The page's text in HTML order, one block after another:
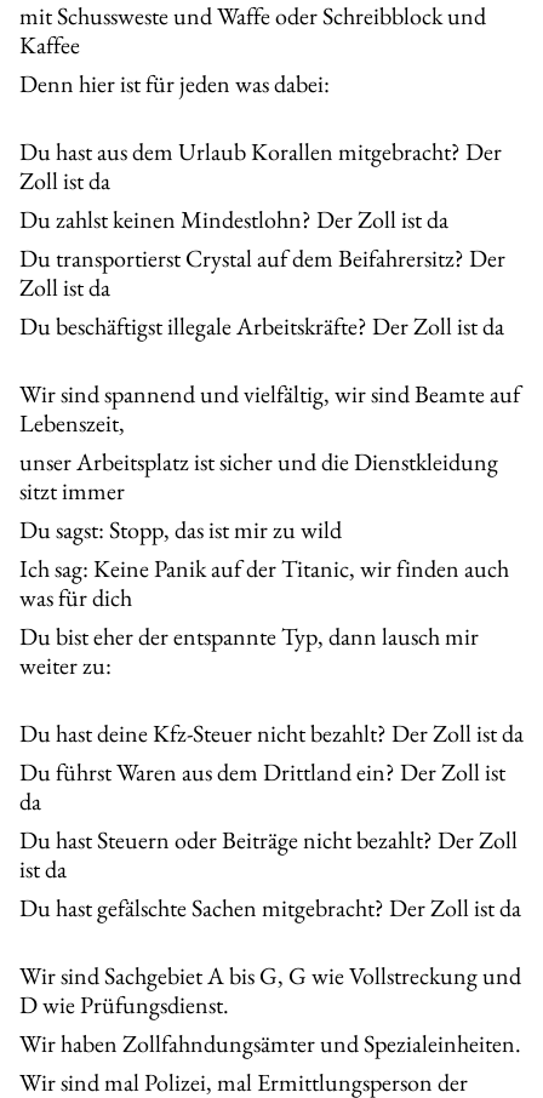
mit Schussweste und Waffe oder Schreibblock und
Kaffee
Denn hier ist für jeden was dabei:
Du hast aus dem Urlaub Korallen mitgebracht? Der
Zoll ist da
Du zahlst keinen Mindestlohn? Der Zoll ist da
Du transportierst Crystal auf dem Beifahrersitz? Der
Zoll ist da
Du beschäftigst illegale Arbeitskräfte? Der Zoll ist da
Wir sind spannend und vielfältig, wir sind Beamte auf
Lebenszeit,
unser Arbeitsplatz ist sicher und die Dienstkleidung
sitzt immer
Du sagst: Stopp, das ist mir zu wild
Ich sag: Keine Panik auf der Titanic, wir finden auch
was für dich
Du bist eher der entspannte Typ, dann lausch mir
weiter zu:
Du hast deine Kfz-Steuer nicht bezahlt? Der Zoll ist da
Du führst Waren aus dem Drittland ein? Der Zoll ist
da
Du hast Steuern oder Beiträge nicht bezahlt? Der Zoll
ist da
Du hast gefälschte Sachen mitgebracht? Der Zoll ist da
Wir sind Sachgebiet A bis G, G wie Vollstreckung und
D wie Prüfungsdienst.
Wir haben Zollfahndungsämter und Spezialeinheiten.
Wir sind mal Polizei, mal Ermittlungsperson der